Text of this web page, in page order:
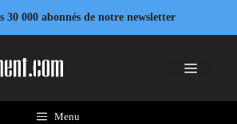
30 000 abonnés de notre newsletter
Menu
Menu